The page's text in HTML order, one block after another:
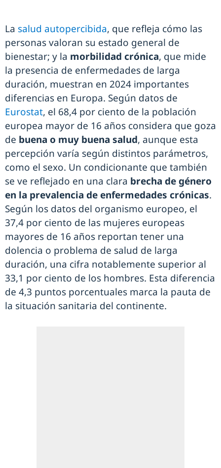
La salud autopercibida, que refleja cómo las
personas valoran su estado general de
bienestar; y la morbilidad crónica, que mide
la presencia de enfermedades de larga
duración, muestran en 2024 importantes
diferencias en Europa. Según datos de
Eurostat, el 68,4 por ciento de la población
europea mayor de 16 años considera que goza
de buena o muy buena salud, aunque esta
percepción varía según distintos parámetros,
como el sexo. Un condicionante que también
se ve reflejado en una clara brecha de género
en la prevalencia de enfermedades crónicas.
Según los datos del organismo europeo, el
37,4 por ciento de las mujeres europeas
mayores de 16 años reportan tener una
dolencia o problema de salud de larga
duración, una cifra notablemente superior al
33,1 por ciento de los hombres. Esta diferencia
de 4,3 puntos porcentuales marca la pauta de
la situación sanitaria del continente.